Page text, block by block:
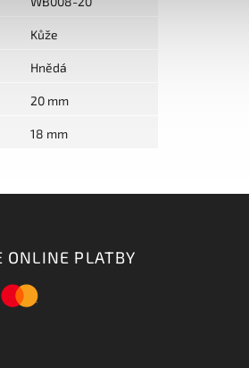
Kůže
Hnědá
20 mm
18 mm
ONLINE PLATBY